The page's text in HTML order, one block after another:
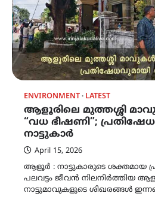
ENVIRONMENT LATEST
ആളൂരിലെ മുത്തശ്ശി
“വധ ഭീഷണി”;
നാട്ടുകാർ
April 15, 2026
ആളൂർ : നാട്ടുകാരുടെ ശക്തമായ
പലവട്ടം ജീവൻ നിലനിർത്തിയ
നാട്ടുമാവുകളുടെ ശിഖരങ്ങൾ